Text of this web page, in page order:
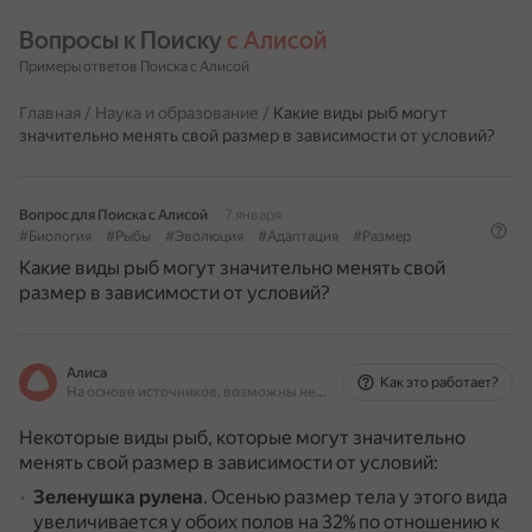
Вопросы к Поиску с Алисой
Примеры ответов Поиска с Алисой
Главная / Наука и образование / Какие виды рыб могут
значительно менять свой размер в зависимости от условий?
Вопрос для Поиска с Алисой
7 января
#Биология
#Рыбы #Эволюция #Адаптация #Размер
Какие виды рыб могут значительно менять свой
размер в зависимости от условий?
Алиса
На основе источников, возможны неточности
Как это работает?
Некоторые виды рыб, которые могут значительно
менять свой размер в зависимости от условий:
Зеленушка рулена. Осенью размер тела у этого вида
увеличивается у обоих полов на 32% по отношению к